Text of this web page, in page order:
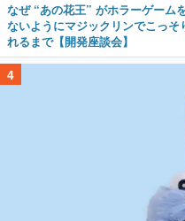
なぜ “あの花王” がホラーゲーム
ないようにマジックリンでこっ
れるまで【開発座談会】
4